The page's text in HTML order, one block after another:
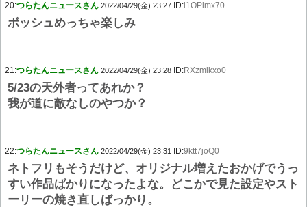
20:つらたんニュースさん 2022/04/29(金) 23:27 ID:i1OPlmx70
ボッシュめっちゃ楽しみ
21:つらたんニュースさん 2022/04/29(金) 23:28 ID:RXzmlkxo0
5/23の天外者ってあれか？
我が道に敵なしのやつか？
22:つらたんニュースさん 2022/04/29(金) 23:31 ID:9ktt7joQ0
ネトフリもそうだけど、オリジナル増えたおかげでうっ
すい作品ばかりになったよな。どこかで見た設定やスト
ーリーの焼き直しばっかり。